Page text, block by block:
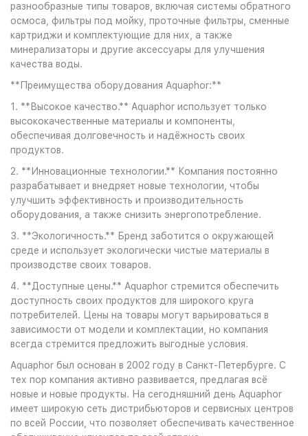
разнообразные типы товаров, включая системы обратного
осмоса, фильтры под мойку, проточные фильтры, сменные
картриджи и комплектующие для них, а также
минерализаторы и другие аксессуары для улучшения
качества воды.
**Преимущества оборудования Aquaphor:**
1. **Высокое качество.** Aquaphor использует только
высококачественные материалы и компоненты,
обеспечивая долговечность и надёжность своих
продуктов.
2. **Инновационные технологии.** Компания постоянно
разрабатывает и внедряет новые технологии, чтобы
улучшить эффективность и производительность
оборудования, а также снизить энергопотребление.
3. **Экологичность.** Бренд заботится о окружающей
среде и использует экологически чистые материалы в
производстве своих товаров.
4. **Доступные цены.** Aquaphor стремится обеспечить
доступность своих продуктов для широкого круга
потребителей. Цены на товары могут варьироваться в
зависимости от модели и комплектации, но компания
всегда стремится предложить выгодные условия.
Aquaphor был основан в 2002 году в Санкт-Петербурге. С
тех пор компания активно развивается, предлагая всё
новые и новые продукты. На сегодняшний день Aquaphor
имеет широкую сеть дистрибьюторов и сервисных центров
по всей России, что позволяет обеспечивать качественное